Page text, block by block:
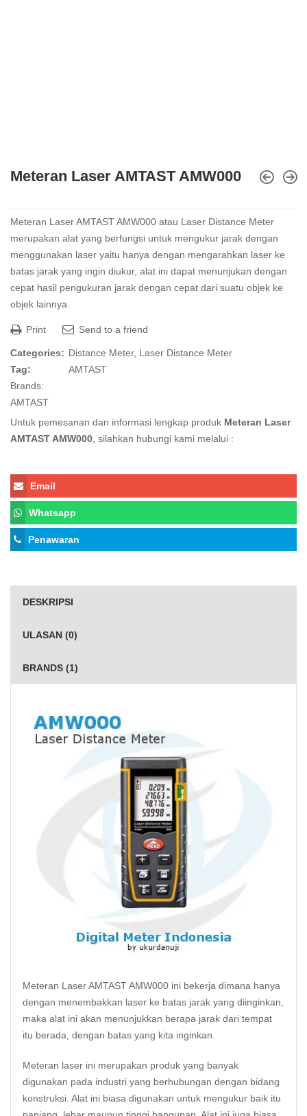
Meteran Laser AMTAST AMW000
Meteran Laser AMTAST AMW000 atau Laser Distance Meter
merupakan alat yang berfungsi untuk mengukur jarak dengan
menggunakan laser yaitu hanya dengan mengarahkan laser ke
batas jarak yang ingin diukur, alat ini dapat menunjukan dengan
cepat hasil pengukuran jarak dengan cepat dari suatu objek ke
objek lainnya.
Print Send to a friend
Categories: Distance Meter, Laser Distance Meter
Tag:
AMTAST
Brands:
AMTAST
Untuk pemesanan dan informasi lengkap produk Meteran Laser
AMTAST AMW000 , silahkan hubungi kami melalui :
Email
Whatsapp
Penawaran
DESKRIPSI
ULASAN (0)
BRANDS (1)
Meteran Laser AMTAST AMW000 ini bekerja dimana hanya
dengan menembakkan laser ke batas jarak yang diinginkan,
maka alat ini akan menunjukkan berapa jarak dari tempat
itu berada, dengan batas yang kita inginkan.
Meteran laser ini merupakan produk yang banyak
digunakan pada industri yang berhubungan dengan bidang
konstruksi. Alat ini biasa digunakan untuk mengukur baik itu